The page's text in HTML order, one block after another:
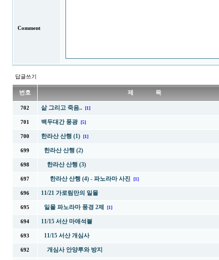
Comment
답글쓰기
번호 제 목
702 삶 그리고 죽음.. [1]
701 백두대간 풍광 [5]
700 한라산 산행 (1) [1]
699 한라산 산행 (2)
698 한라산 산행 (3)
697 한라산 산행 (4) - 파노라마 사진 [1]
696 11/21 가로림만의 일몰
695 일몰 파노라마 풍경 2제 [1]
694 11/15 서산 마애석불
693 11/15 서산 개심사
692 개심사 안양루와 방지